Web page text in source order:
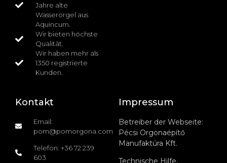
Jahre alte
Wasserorgel aus
Aquincum.
Wir bieten höchste
Qualität.
Wir haben mehr als
1350 registrierte
Kunden.
Kontakt
Email:
pom@pomorgona.com
Telefon: +36 72 239
603
Impressum
Betreiber der Webseite:
Pécsi Orgonaépítő
Manufaktúra Kft.
Technische Hilfe,